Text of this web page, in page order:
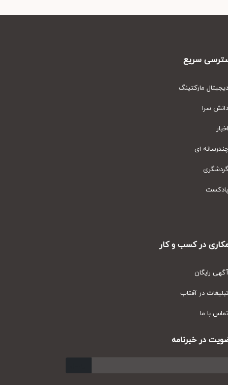
سریع
مارکتینگ
سرا
ای
در کسب و کار
رایگان
در آفتاب
با ما
در خبرنامه